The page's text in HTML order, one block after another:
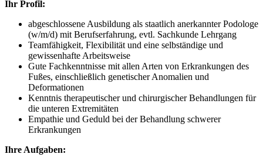
Ihr Profil:
abgeschlossene Ausbildung als staatlich anerkannter Podologe
(w/m/d) mit Berufserfahrung, evtl. Sachkunde Lehrgang
Teamfähigkeit, Flexibilität und eine selbständige und
gewissenhafte Arbeitsweise
Gute Fachkenntnisse mit allen Arten von Erkrankungen des
Fußes, einschließlich genetischer Anomalien und
Deformationen
Kenntnis therapeutischer und chirurgischer Behandlungen für
die unteren Extremitäten
Empathie und Geduld bei der Behandlung schwerer
Erkrankungen
Ihre Aufgaben: